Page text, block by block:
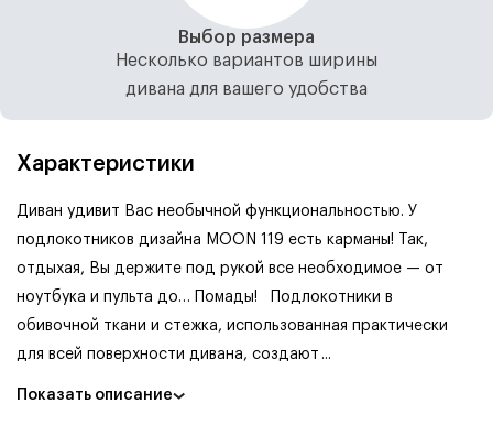
Выбор размера
Несколько вариантов ширины
дивана для вашего удобства
Характеристики
Диван удивит Вас необычной функциональностью. У
подлокотников дизайна MOON 119 есть карманы! Так,
отдыхая, Вы держите под рукой все необходимое — от
ноутбука и пульта до… Помады!
Подлокотники в
обивочной ткани и стежка, использованная практически
для всей поверхности дивана, создают ...
Показать описание